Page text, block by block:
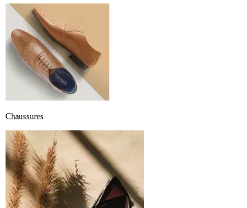
Chaussures